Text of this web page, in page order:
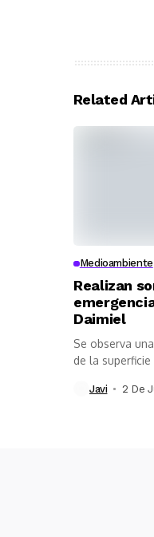
Related
Medioambiente
Realizan
Daimiel
Se observa
de la
Javi 2 De